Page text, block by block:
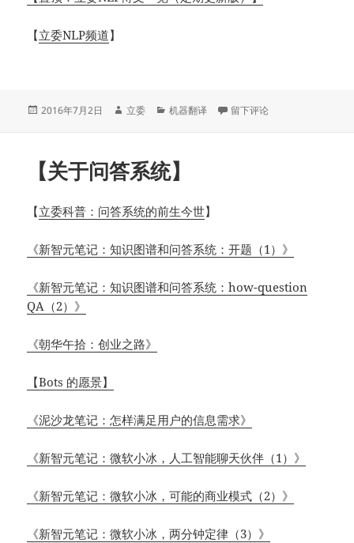
【立委NLP频道】
发
2016年7月2日
作
立委
分
机器翻译 于【关于机器翻译】
留下评论
【关于问答系统】
【立委科普：问答系统的前生今世】
《新智元笔记：知识图谱和问答系统：开题（1）》
《新智元笔记：知识图谱和问答系统：how-question
QA（2）》
《朝华午拾：创业之路》
【Bots 的愿景】
《泥沙龙笔记：怎样满足用户的信息需求》
《新智元笔记：微软小冰，人工智能聊天伙伴（1）》
《新智元笔记：微软小冰，可能的商业模式（2）》
《新智元笔记：微软小冰，两分钟定律（3）》